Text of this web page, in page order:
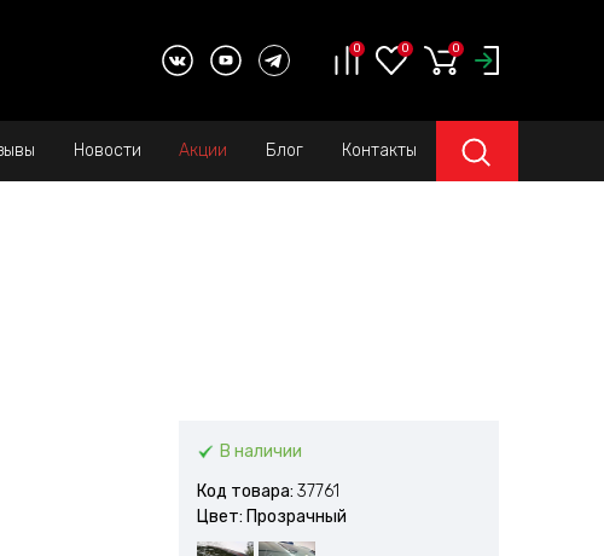
0 0 0
Новости Акции Блог Контакты
В наличии
Код товара: 37761
Цвет: Прозрачный